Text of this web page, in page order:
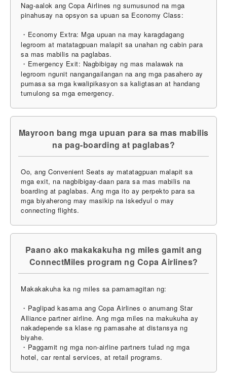
Nag-aalok ang Copa Airlines ng sumusunod na mga
pinahusay na opsyon sa upuan sa Economy Class:
・Economy Extra: Mga upuan na may karagdagang
legroom at matatagpuan malapit sa unahan ng cabin para
sa mas mabilis na paglabas.
・Emergency Exit: Nagbibigay ng mas malawak na
legroom ngunit nangangailangan na ang mga pasahero ay
pumasa sa mga kwalipikasyon sa kaligtasan at handang
tumulong sa mga emergency.
Mayroon bang mga upuan para sa mas mabilis
na pag-boarding at paglabas?
Oo, ang Convenient Seats ay matatagpuan malapit sa
mga exit, na nagbibigay-daan para sa mas mabilis na
boarding at paglabas. Ang mga ito ay perpekto para sa
mga biyaherong may masikip na iskedyul o may
connecting flights.
Paano ako makakakuha ng miles gamit ang
ConnectMiles program ng Copa Airlines?
Makakakuha ka ng miles sa pamamagitan ng:
・Paglipad kasama ang Copa Airlines o anumang Star
Alliance partner airline. Ang mga miles na makukuha ay
nakadepende sa klase ng pamasahe at distansya ng
biyahe.
・Paggamit ng mga non-airline partners tulad ng mga
hotel, car rental services, at retail programs.